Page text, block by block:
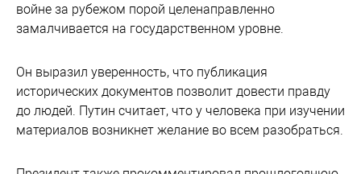
войне за рубежом порой целенаправленно
замалчивается на государственном уровне.
Он выразил уверенность, что публикация
исторических документов позволит довести правду
до людей. Путин считает, что у человека при изучении
материалов возникнет желание во всем разобраться.